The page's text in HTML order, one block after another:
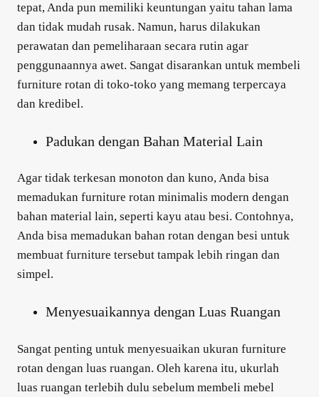
tepat, Anda pun memiliki keuntungan yaitu tahan lama
dan tidak mudah rusak. Namun, harus dilakukan
perawatan dan pemeliharaan secara rutin agar
penggunaannya awet. Sangat disarankan untuk membeli
furniture rotan di toko-toko yang memang terpercaya
dan kredibel.
Padukan dengan Bahan Material Lain
Agar tidak terkesan monoton dan kuno, Anda bisa
memadukan furniture rotan minimalis modern dengan
bahan material lain, seperti kayu atau besi. Contohnya,
Anda bisa memadukan bahan rotan dengan besi untuk
membuat furniture tersebut tampak lebih ringan dan
simpel.
Menyesuaikannya dengan Luas Ruangan
Sangat penting untuk menyesuaikan ukuran furniture
rotan dengan luas ruangan. Oleh karena itu, ukurlah
luas ruangan terlebih dulu sebelum membeli mebel